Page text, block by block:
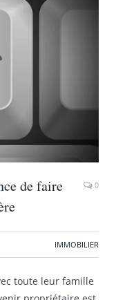
de faire
0
IMMOBILIER
toute leur famille